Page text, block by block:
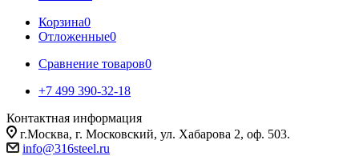
Корзина0
Отложенные0
Сравнение товаров0
+7 499 390-32-18
Контактная информация
г.Москва, г. Московский, ул. Хабарова 2, оф. 503.
info@316steel.ru